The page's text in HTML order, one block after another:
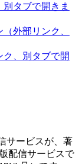
別タブで開きま
（外部リンク、
ク、別タブで開
サービスが、著
配信サービスで